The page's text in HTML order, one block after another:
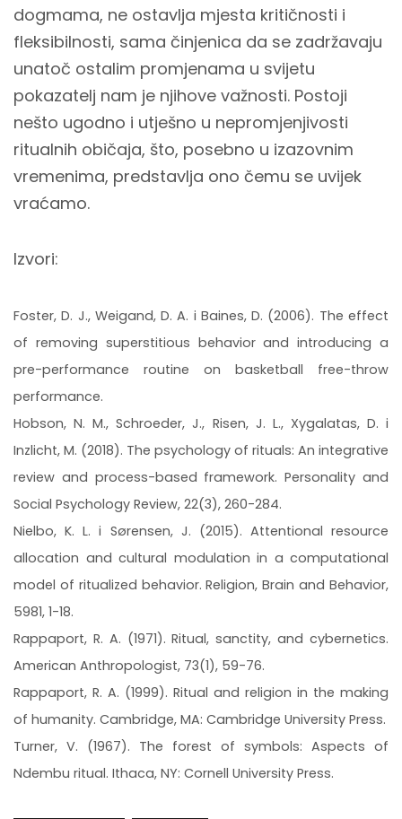
dogmama, ne ostavlja mjesta kritičnosti i
fleksibilnosti, sama činjenica da se zadržavaju
unatoč ostalim promjenama u svijetu
pokazatelj nam je njihove važnosti. Postoji
nešto ugodno i utješno u nepromjenjivosti
ritualnih običaja, što, posebno u izazovnim
vremenima, predstavlja ono čemu se uvijek
vraćamo.
Izvori:
Foster, D. J., Weigand, D. A. i Baines, D. (2006). The effect
of removing superstitious behavior and introducing a
pre-performance routine on basketball free-throw
performance.
Hobson, N. M., Schroeder, J., Risen, J. L., Xygalatas, D. i
Inzlicht, M. (2018). The psychology of rituals: An integrative
review and process-based framework. Personality and
Social Psychology Review, 22(3), 260-284.
Nielbo, K. L. i Sørensen, J. (2015). Attentional resource
allocation and cultural modulation in a computational
model of ritualized behavior. Religion, Brain and Behavior,
5981, 1-18.
Rappaport, R. A. (1971). Ritual, sanctity, and cybernetics.
American Anthropologist, 73(1), 59-76.
Rappaport, R. A. (1999). Ritual and religion in the making
of humanity. Cambridge, MA: Cambridge University Press.
Turner, V. (1967). The forest of symbols: Aspects of
Ndembu ritual. Ithaca, NY: Cornell University Press.